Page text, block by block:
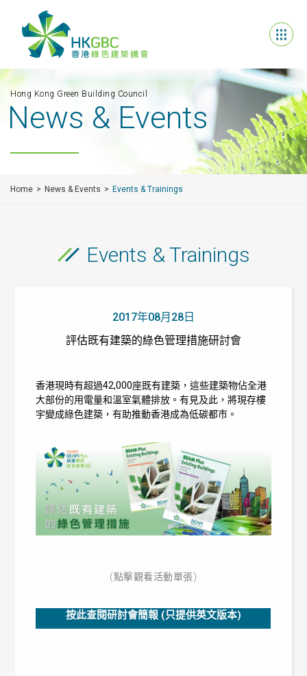
Hong Kong Green Building Council
News & Events
Home News & Events Events & Trainings
Events & Trainings
2017年08月28日
評估既有建築的綠色管理措施研討會
香港現時有超過42,000座既有建築，這些建築物佔全港
大部份的用電量和溫室氣體排放。有見及此，將現存樓
宇變成綠色建築，有助推動香港成為低碳都市。
(點擊觀看活動單張)
按此查閱研討會簡報 (只提供英文版本)